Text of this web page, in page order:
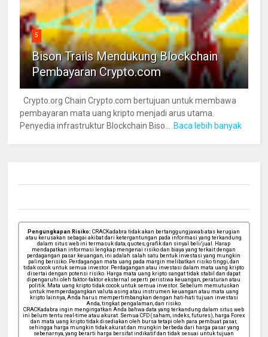
5
Bison Trails Mendukung Blockchain
Pembayaran Crypto.com
Crypto.org Chain Crypto.com bertujuan untuk membawa
pembayaran mata uang kripto menjadi arus utama.
Penyedia infrastruktur Blockchain Biso...
Baca lebih banyak
Pengungkapan Risiko: CRACKadabra tidak akan bertanggungjawab atas kerugian
atau kerusakan sebagai akibat dari ketergantungan pada informasi yang terkandung
dalam situs web ini termasuk data, quotes, grafik dan sinyal beli/jual. Harap
mendapatkan informasi lengkap mengenai risiko dan biaya yang terkait dengan
perdagangan pasar keuangan, ini adalah salah satu bentuk investasi yang mungkin
paling berisiko. Perdagangan mata uang pada margin melibatkan risiko tinggi, dan
tidak cocok untuk semua investor. Perdagangan atau investasi dalam mata uang kripto
disertai dengan potensi risiko. Harga mata uang kripto sangat tidak stabil dan dapat
dipengaruhi oleh faktor-faktor eksternal seperti peristiwa keuangan, peraturan atau
politik. Mata uang kripto tidak cocok untuk semua investor. Sebelum memutuskan
untuk memperdagangkan valuta asing atau instrumen keuangan atau mata uang
kripto lainnya, Anda harus mempertimbangkan dengan hati-hati tujuan investasi
Anda, tingkat pengalaman, dan risiko.
CRACKadabra ingin mengingatkan Anda bahwa data yang terkandung dalam situs web
ini belum tentu real-time atau akurat. Semua CFD (saham, indeks, futures), harga Forex
dan mata uang kripto tidak disediakan oleh bursa tetapi oleh para pembuat pasar,
sehingga harga mungkin tidak akurat dan mungkin berbeda dari harga pasar yang
sebenarnya, yang berarti harga bersifat indikatif dan tidak sesuai untuk tujuan